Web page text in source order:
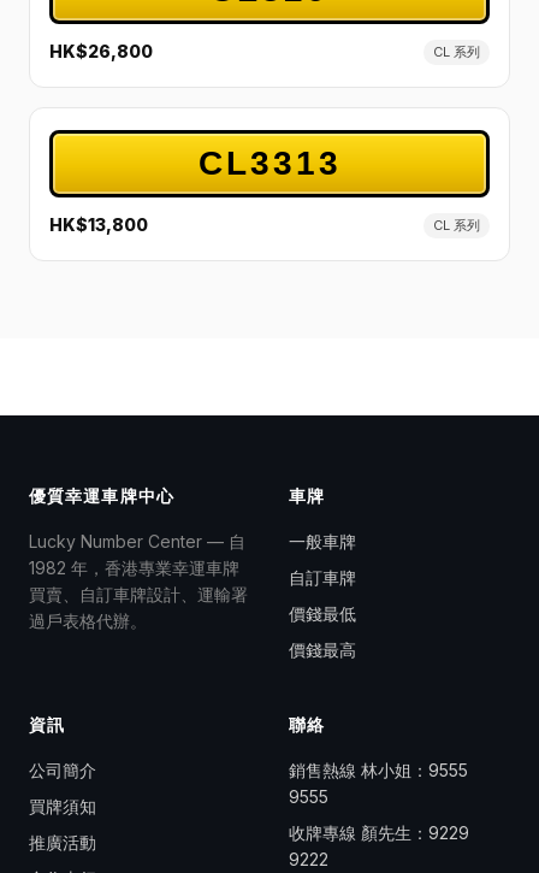
HK$26,800 CL 系列
CL3313
HK$13,800 CL 系列
優質幸運車牌中心
Lucky Number Center — 自
1982 年，香港專業幸運車牌
買賣、自訂車牌設計、運輸署
過戶表格代辦。
車牌
一般車牌
自訂車牌
價錢最低
價錢最高
資訊
公司簡介
買牌須知
推廣活動
聯絡
銷售熱線 林小姐： 9555
9555
收牌專線 顏先生： 9229
9222